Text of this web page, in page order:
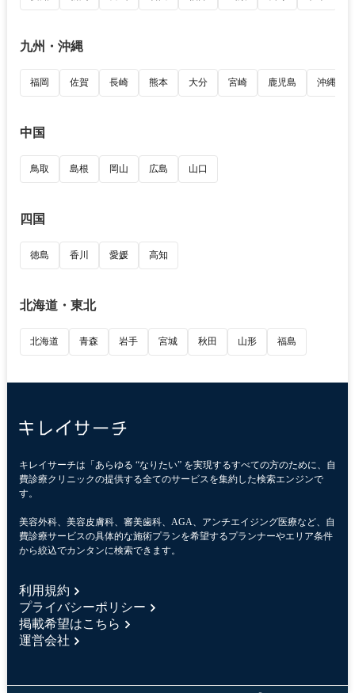
九州・沖縄
福岡 佐賀 長崎 熊本 大分 宮崎 鹿児島 沖縄
中国
鳥取 島根 岡山 広島 山口
四国
徳島 香川 愛媛 高知
北海道・東北
北海道 青森 岩手 宮城 秋田 山形 福島
キレイサーチは「あらゆる “なりたい” を実現するすべての方のために、自
費診療クリニックの提供する全てのサービスを集約した検索エンジンで
す。
美容外科、美容皮膚科、審美歯科、AGA、アンチエイジング医療など、自
費診療サービスの具体的な施術プランを希望するプランナーやエリア条件
から絞込でカンタンに検索できます。
利用規約
プライバシーポリシー
掲載希望はこちら
運営会社